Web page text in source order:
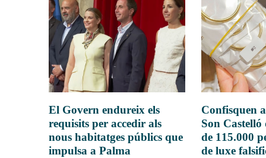
El Govern endureix els
requisits per accedir als
nous habitatges públics que
impulsa a Palma
Confisquen
Son Castelló
de 115.000
de luxe